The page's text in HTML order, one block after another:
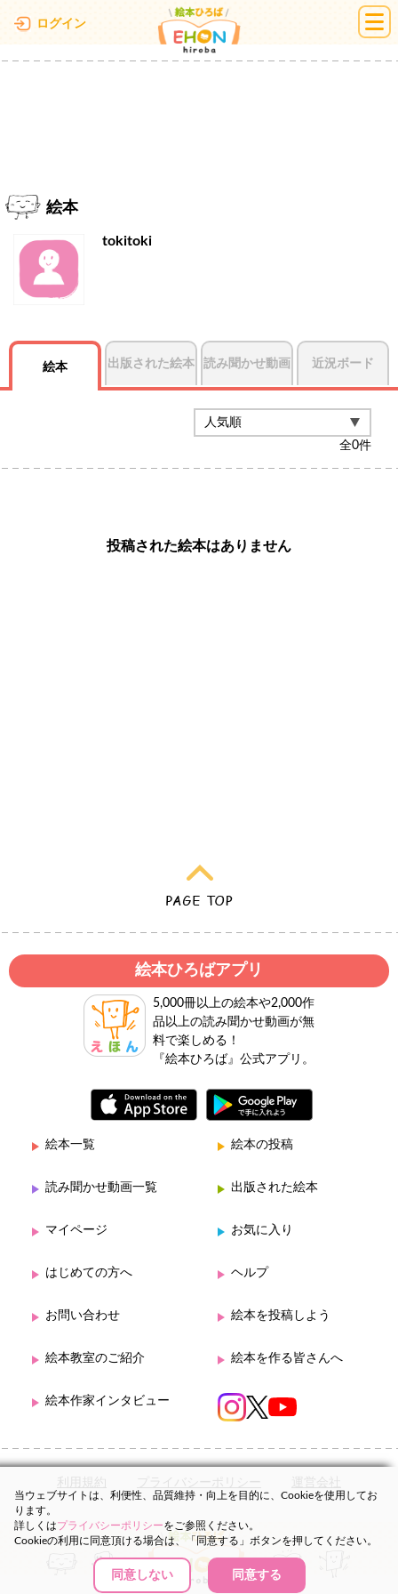
ログイン 絵本ひろば
絵本
tokitoki
絵本 出版された絵本 読み聞かせ動画 近況ボード
全0件
投稿された絵本はありません
絵本ひろばアプリ
5,000冊以上の絵本や2,000作
品以上の読み聞かせ動画が無
料で楽しめる！
『絵本ひろば』公式アプリ。
絵本一覧 絵本の投稿
読み聞かせ動画一覧 出版された絵本
マイページ お気に入り
はじめての方へ ヘルプ
お問い合わせ 絵本を投稿しよう
絵本教室のご紹介 絵本を作る皆さんへ
絵本作家インタビュー
利用規約 プライバシーポリシー 運営会社
当ウェブサイトは、利便性、品質維持・向上を目的に、Cookieを使用してお
ります。
詳しくはプライバシーポリシーをご参照ください。
Cookieの利用に同意頂ける場合は、「同意する」ボタンを押してください。
同意しない 同意する